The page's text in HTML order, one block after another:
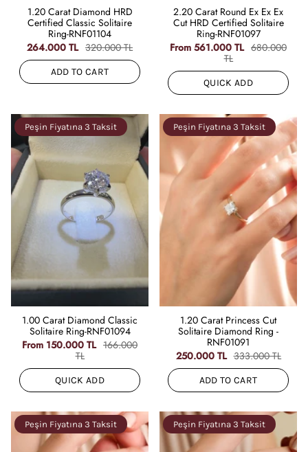
1.20 Carat Diamond HRD
Certified Classic Solitaire
Ring-RNF01104
264.000 TL 320.000 TL
ADD TO CART
2.20 Carat Round Ex Ex Ex
Cut HRD Certified Solitaire
Ring-RNF01097
From 561.000 TL 680.000
TL
QUICK ADD
Peşin Fiyatına 3 Taksit
1.00 Carat Diamond Classic
Solitaire Ring-RNF01094
From 150.000 TL 166.000
TL
QUICK ADD
Peşin Fiyatına 3 Taksit
1.20 Carat Princess Cut
Solitaire Diamond Ring -
RNF01091
250.000 TL 333.000 TL
ADD TO CART
Peşin Fiyatına 3 Taksit Peşin Fiyatına 3 Taksit